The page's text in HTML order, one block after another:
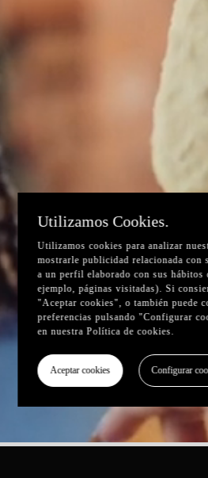
Utilizamos Cookies.
Utilizamos cookies para analizar
mostrarle publicidad relacionada con
a un perfil elaborado con sus hábitos
ejemplo, páginas visitadas). Si
"Aceptar cookies", o también puede
preferencias pulsando "Configurar
en nuestraPolítica de cookies.
Aceptar cookies Configurar